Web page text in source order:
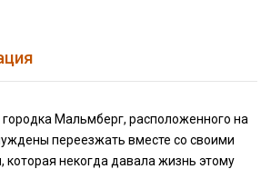
Мальмберг, расположенного на
переезжать вместе со своими
некогда давала жизнь этому